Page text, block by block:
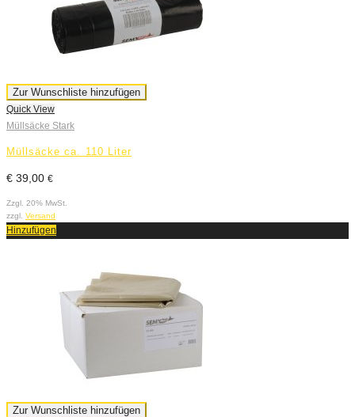
Zur Wunschliste hinzufügen
Quick View
Müllsäcke Stark
Müllsäcke ca. 110 Liter
€ 39,00 €
Zzgl. 20% MwSt.
zzgl. Versand
Hinzufügen
Zur Wunschliste hinzufügen